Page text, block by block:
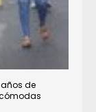
de